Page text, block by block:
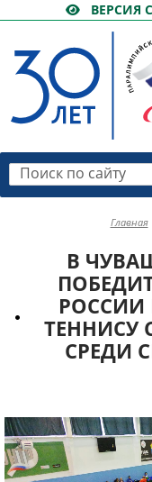
ВЕРСИЯ
Поиск по сайту
Главная
В
ТЕННИСУ
СРЕДИ